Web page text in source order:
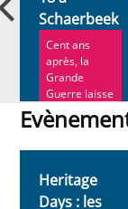
Schaerbeek
Cent ans
après, la
Grande
Guerre laisse
encore un
souvenir
Heritage
Days : les